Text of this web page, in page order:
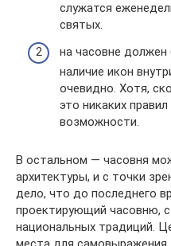
служатся
святых.
на часовне
наличие икон
очевидно. Хотя,
это никаких
возможности.
В остальном — часовня
архитектуры, и с точки
дело, что до последнего
проектирующий часовню,
национальных традиций.